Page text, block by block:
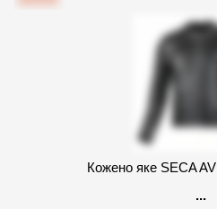
Кожено яке SECA